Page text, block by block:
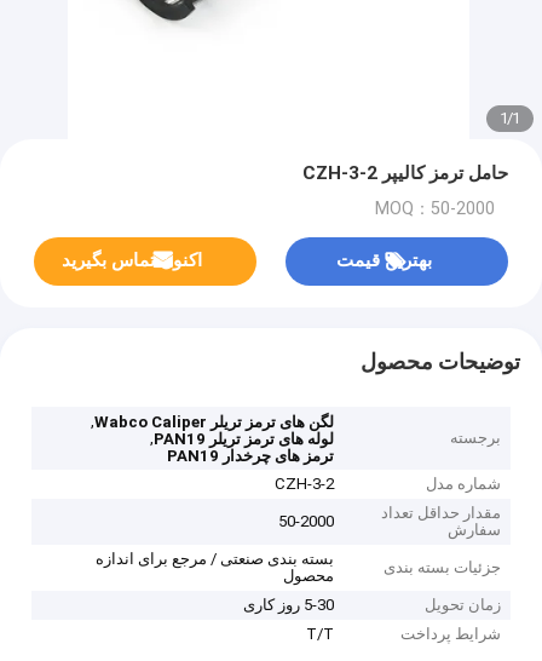
1
/
1
حامل ترمز کالیپر CZH-3-2
MOQ：50-2000
بهترین قیمت اکنون تماس بگیرید
توضیحات محصول
برجسته
لگن های ترمز تریلر Wabco Caliper
,
لوله های ترمز تریلر PAN19
,
ترمز های چرخدار PAN19
شماره مدل
CZH-3-2
مقدار حداقل تعداد
سفارش
50-2000
جزئیات بسته بندی
بسته بندی صنعتی / مرجع برای اندازه
محصول
زمان تحویل
5-30 روز کاری
شرایط پرداخت
T/T